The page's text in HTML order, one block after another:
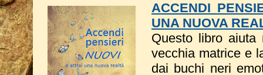
ACCENDI
UNA NUOVA
Questo libro aiuta
vecchia matrice e
dai buchi neri